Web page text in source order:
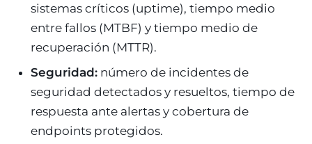
sistemas críticos (uptime), tiempo medio
entre fallos (MTBF) y tiempo medio de
recuperación (MTTR).
Seguridad: número de incidentes de
seguridad detectados y resueltos, tiempo de
respuesta ante alertas y cobertura de
endpoints protegidos.